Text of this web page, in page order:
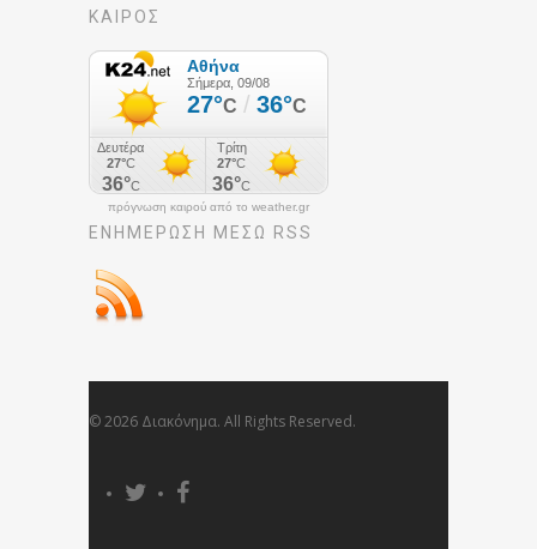
ΚΑΙΡΟΣ
πρόγνωση καιρού από το weather.gr
ΕΝΗΜΈΡΩΣΉ ΜΕΣΩ RSS
© 2026 Διακόνημα. All Rights Reserved.